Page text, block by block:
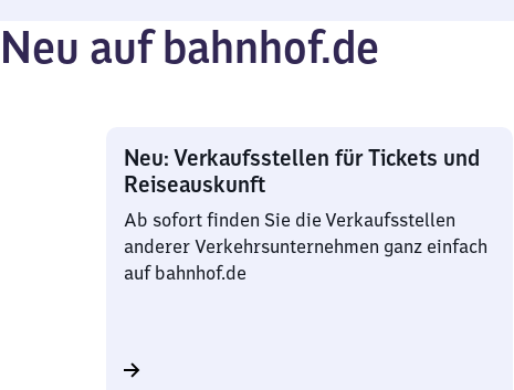
Neu auf bahnhof.de
Neu: Verkaufsstellen für Tickets und
Reiseauskunft
Ab sofort finden Sie die Verkaufsstellen
anderer Verkehrsunternehmen ganz einfach
auf bahnhof.de